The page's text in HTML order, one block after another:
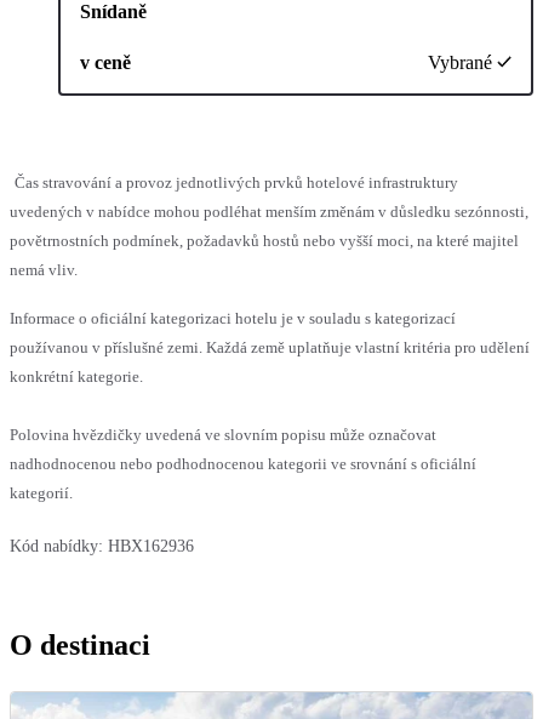
Snídaně
v ceně Vybrané
Čas stravování a provoz jednotlivých prvků hotelové infrastruktury
uvedených v nabídce mohou podléhat menším změnám v důsledku sezónnosti,
povětrnostních podmínek, požadavků hostů nebo vyšší moci, na které majitel
nemá vliv.
Informace o oficiální kategorizaci hotelu je v souladu s kategorizací
používanou v příslušné zemi. Každá země uplatňuje vlastní kritéria pro udělení
konkrétní kategorie.
Polovina hvězdičky uvedená ve slovním popisu může označovat
nadhodnocenou nebo podhodnocenou kategorii ve srovnání s oficiální
kategorií.
Kód nabídky: HBX162936
O destinaci